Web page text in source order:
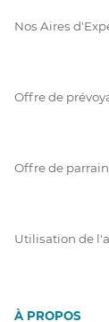
Nos Aires
Offre de
Offre de
Utilisation de
À PROPOS